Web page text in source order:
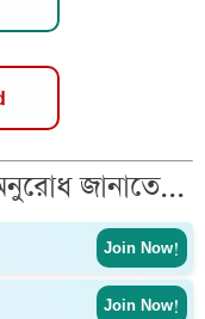
জানাতে...
Join Now!
Join Now!